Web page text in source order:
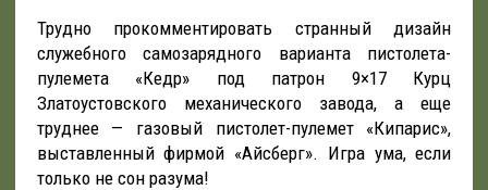
Трудно прокомментировать странный дизайн
служебного самозарядного варианта пистолета-
пулемета «Кедр» под патрон 9×17 Курц
Златоустовского механического завода, а еще
труднее — газовый пистолет-пулемет «Кипарис»,
выставленный фирмой «Айсберг». Игра ума, если
только не сон разума!